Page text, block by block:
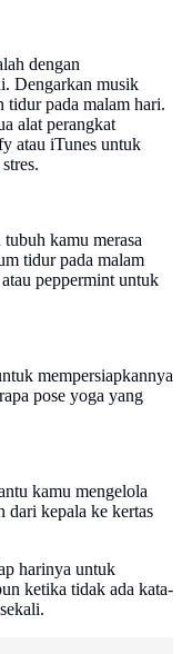
dengan
Dengarkan musik
tidur pada malam hari.
alat perangkat
atau iTunes untuk
kamu merasa
tidur pada malam
peppermint untuk
mempersiapkannya
pose yoga yang
kamu mengelola
dari kepala ke kertas
harinya untuk
ketika tidak ada kata-